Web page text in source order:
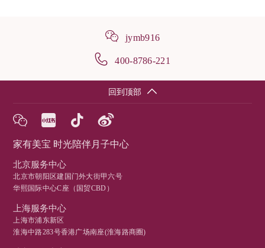
jymb916
400-8786-221
回到顶部
家有美宝 时光陪伴月子中心
北京服务中心
北京市朝阳区建国门外大街甲六号
华熙国际中心C座（国贸CBD）
上海服务中心
上海市浦东新区
淮海中路283号香港广场南座(淮海路商圈)